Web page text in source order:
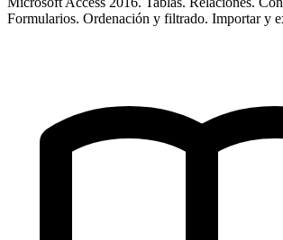
Formularios. Ordenación y filtrado. Importar y